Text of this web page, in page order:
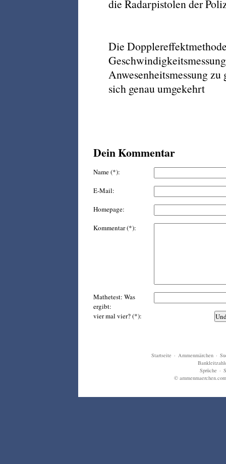
die Radarpistolen der
Die
Anwesenheitsmessung
sich genau umgekehrt
Dein Kommentar
Name (*):
E-Mail:
Homepage:
Kommentar (*):
Mathetest: Was
ergibt:
vier mal vier? (*):
Startseite · Ammenmärchen ·
Sprüche ·
©